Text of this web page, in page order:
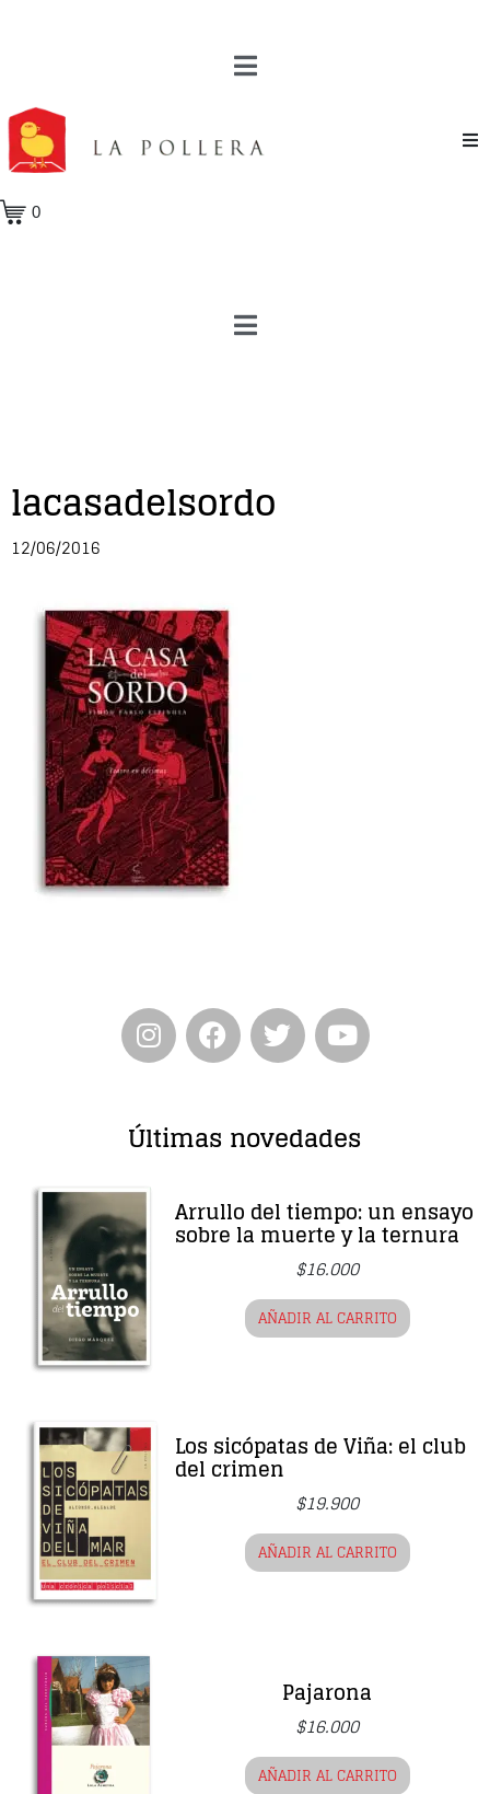
0
lacasadelsordo
12/06/2016
Últimas novedades
Arrullo del tiempo: un ensayo
sobre la muerte y la ternura
$16.000
AÑADIR AL CARRITO
Los sicópatas de Viña: el club
del crimen
$19.900
AÑADIR AL CARRITO
Pajarona
$16.000
AÑADIR AL CARRITO